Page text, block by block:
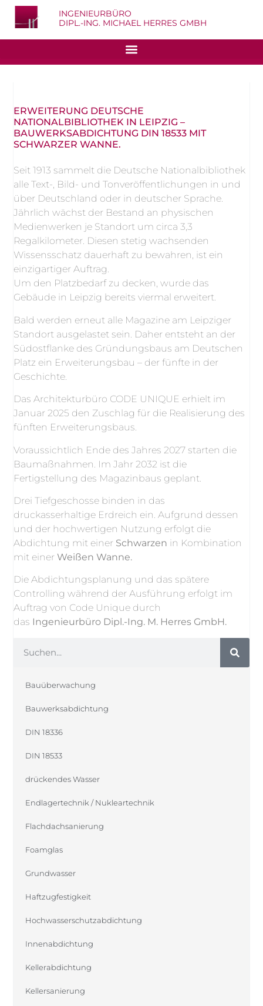
INGENIEURBÜRO
DIPL.-ING. MICHAEL HERRES GMBH
ERWEITERUNG DEUTSCHE
NATIONALBIBLIOTHEK IN LEIPZIG –
BAUWERKSABDICHTUNG DIN 18533 MIT
SCHWARZER WANNE.
Seit 1913 sammelt die Deutsche Nationalbibliothek
alle Text-, Bild- und Tonveröffentlichungen in und
über Deutschland oder in deutscher Sprache.
Jährlich wächst der Bestand an physischen
Medienwerken je Standort um circa 3,3
Regalkilometer. Diesen stetig wachsenden
Wissensschatz dauerhaft zu bewahren, ist ein
einzigartiger Auftrag.
Um den Platzbedarf zu decken, wurde das
Gebäude in Leipzig bereits viermal erweitert.
Bald werden erneut alle Magazine am Leipziger
Standort ausgelastet sein. Daher entsteht an der
Südostflanke des Gründungsbaus am Deutschen
Platz ein Erweiterungsbau – der fünfte in der
Geschichte.
Das Architekturbüro CODE UNIQUE erhielt im
Januar 2025 den Zuschlag für die Realisierung des
fünften Erweiterungsbaus.
Voraussichtlich Ende des Jahres 2027 starten die
Baumaßnahmen. Im Jahr 2032 ist die
Fertigstellung des Magazinbaus geplant.
Drei Tiefgeschosse binden in das
druckasserhaltige Erdreich ein. Aufgrund dessen
und der hochwertigen Nutzung erfolgt die
Abdichtung mit einer Schwarzen in Kombination
mit einer Weißen Wanne.
Die Abdichtungsplanung und das spätere
Controlling während der Ausführung erfolgt im
Auftrag von Code Unique durch
das Ingenieurbüro Dipl.-Ing. M. Herres GmbH.
Bauüberwachung
Bauwerksabdichtung
DIN 18336
DIN 18533
drückendes Wasser
Endlagertechnik / Nukleartechnik
Flachdachsanierung
Foamglas
Grundwasser
Haftzugfestigkeit
Hochwasserschutzabdichtung
Innenabdichtung
Kellerabdichtung
Kellersanierung